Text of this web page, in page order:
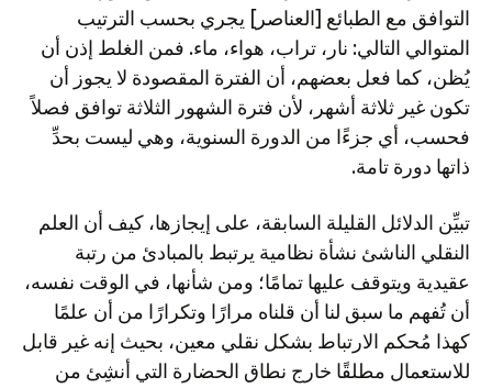
التوافق مع الطبائع [العناصر] يجري بحسب الترتيب
المتوالي التالي: نار، تراب، هواء، ماء. فمن الغلط إذن أن
يُظن، كما فعل بعضهم، أن الفترة المقصودة لا يجوز أن
تكون غير ثلاثة أشهر، لأن فترة الشهور الثلاثة توافق فصلاً
فحسب، أي جزءًا من الدورة السنوية، وهي ليست بحدِّ
ذاتها دورة تامة.
تبيِّن الدلائل القليلة السابقة، على إيجازها، كيف أن العلم
النقلي الناشئ نشأة نظامية يرتبط بالمبادئ من رتبة
عقيدية ويتوقف عليها تمامًا؛ ومن شأنها، في الوقت نفسه،
أن تُفهم ما سبق لنا أن قلناه مرارًا وتكرارًا من أن علمًا
كهذا مُحكم الارتباط بشكل نقلي معين، بحيث إنه غير قابل
للاستعمال مطلقًا خارج نطاق الحضارة التي أنشِئ من